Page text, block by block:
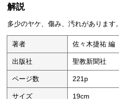
解説
多少のヤケ、傷み、汚れがあります。
著者 佐々木捷祐 編
出版社 聖教新聞社
ページ数 221p
サイズ 19cm